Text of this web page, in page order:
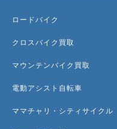
ロードバイク
クロスバイク買取
マウンテンバイク買取
電動アシスト自転車
ママチャリ・シティサイクル